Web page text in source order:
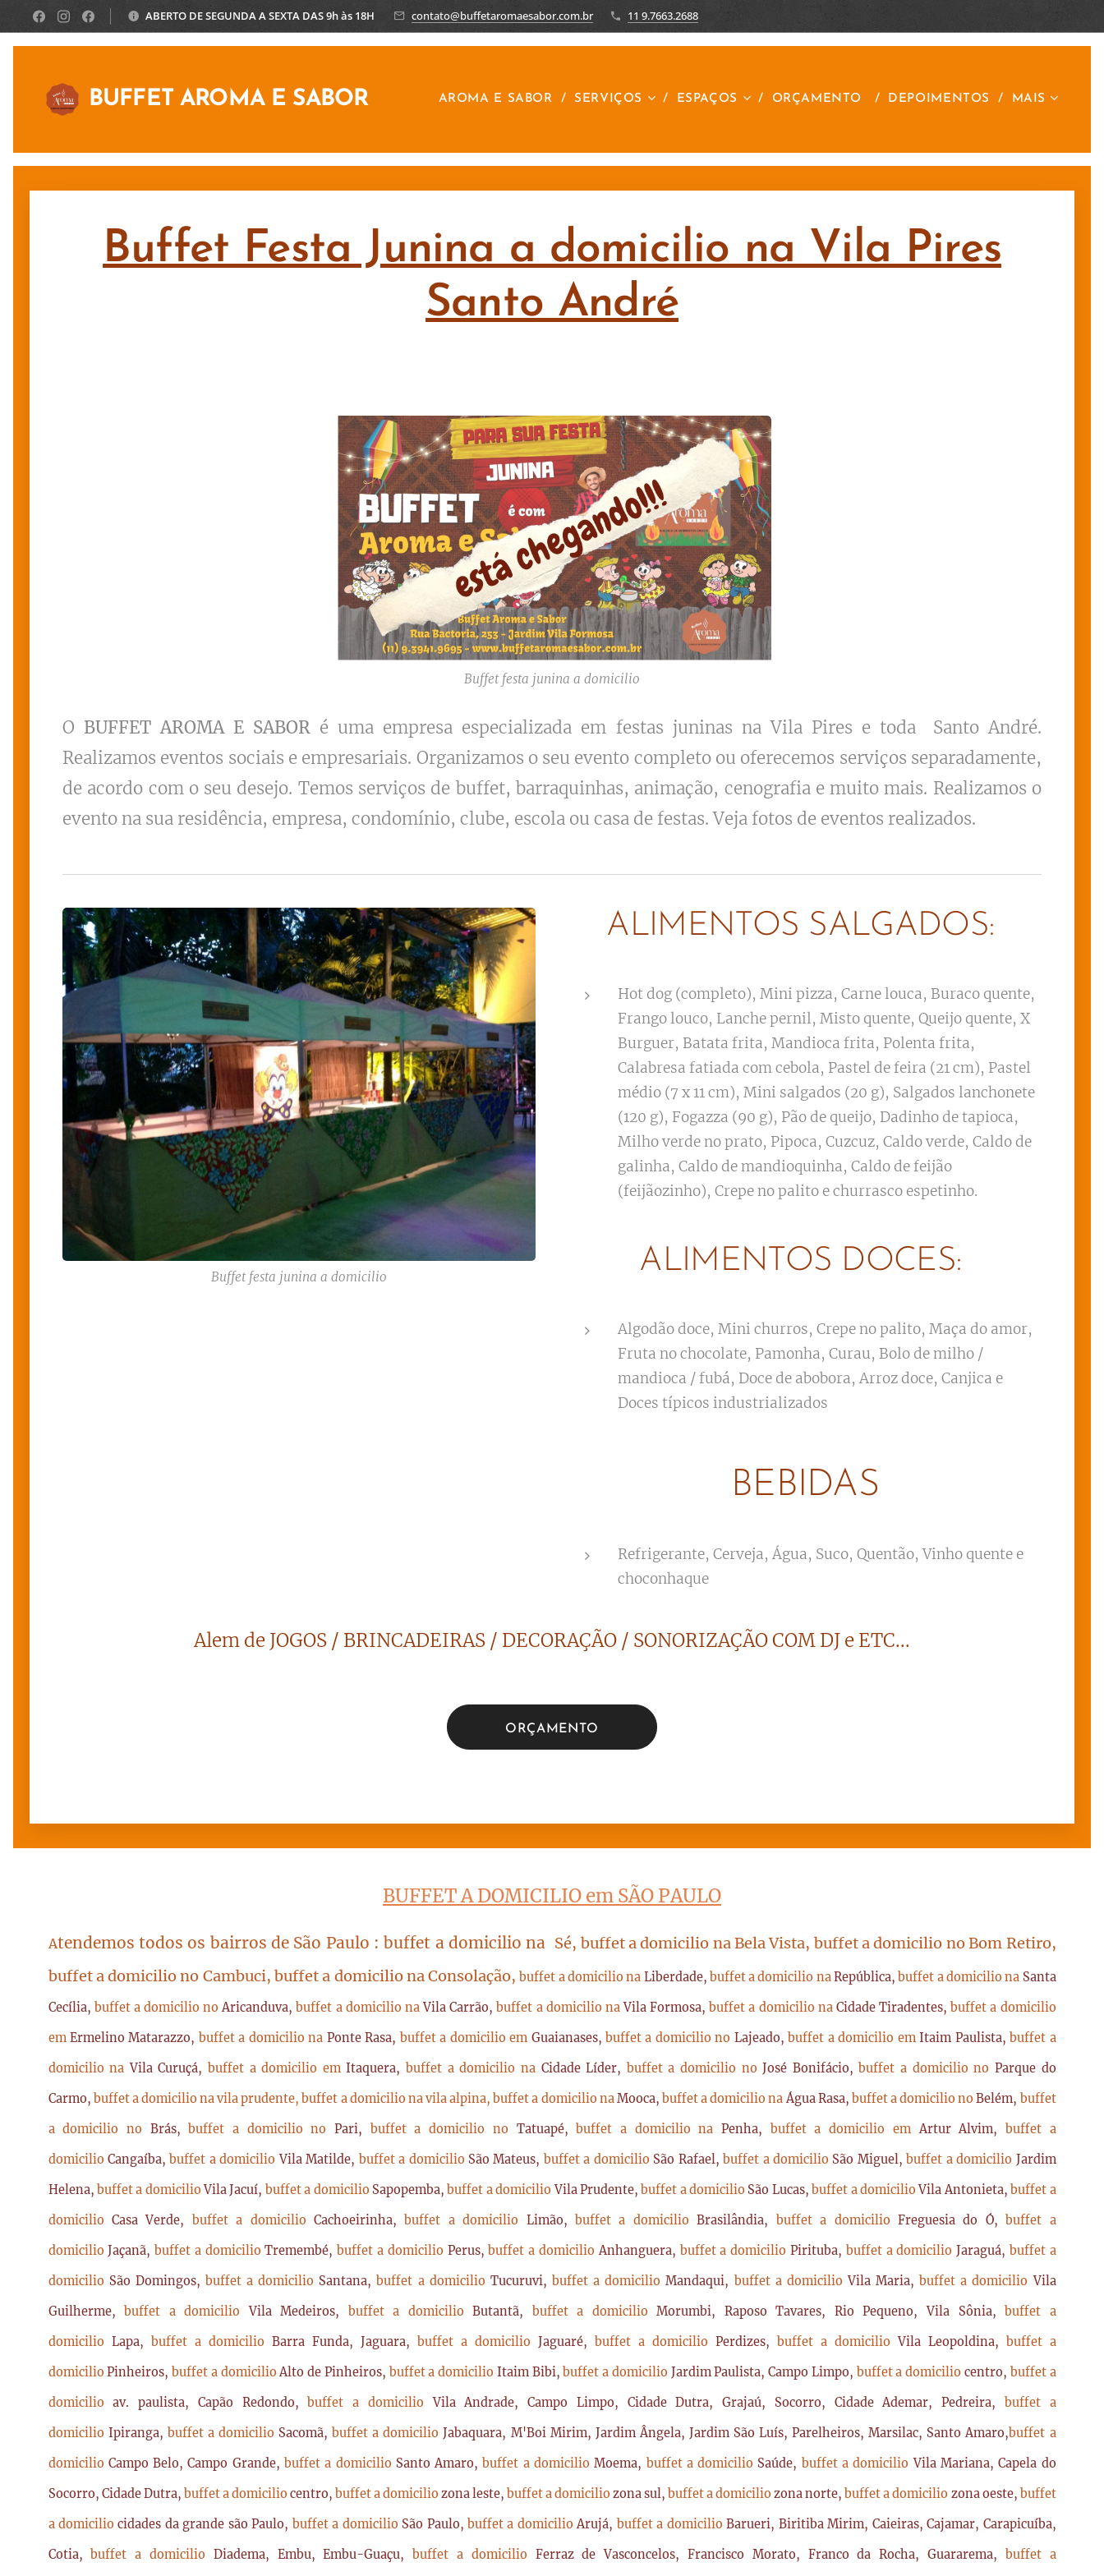
ABERTO DE SEGUNDA A SEXTA DAS 9h às 18H contato@buffetaromaesabor.com.br 11 9.7663.2688
BUFFET AROMA E SABOR AROMA E SABOR SERVIÇOS ESPAÇOS ORÇAMENTO DEPOIMENTOS MAIS
Buffet Festa Junina a domicilio na Vila Pires
Santo André
Buffet festa junina a domicilio
O BUFFET AROMA E SABOR é uma empresa especializada em festas juninas na Vila Pires e toda
Santo André.
Realizamos eventos sociais e empresariais. Organizamos o seu evento completo ou oferecemos serviços separadamente,
de acordo com o seu desejo. Temos serviços de buffet, barraquinhas, animação, cenografia e muito mais. Realizamos o
evento na sua residência, empresa, condomínio, clube, escola ou casa de festas. Veja fotos de eventos realizados.
Buffet festa junina a domicilio
ALIMENTOS SALGADOS:
Hot dog (completo), Mini pizza, Carne louca, Buraco quente,
Frango louco, Lanche pernil, Misto quente, Queijo quente, X
Burguer, Batata frita, Mandioca frita, Polenta frita,
Calabresa fatiada com cebola, Pastel de feira (21 cm), Pastel
médio (7 x 11 cm), Mini salgados (20 g), Salgados lanchonete
(120 g), Fogazza (90 g), Pão de queijo, Dadinho de tapioca,
Milho verde no prato, Pipoca, Cuzcuz, Caldo verde, Caldo de
galinha, Caldo de mandioquinha, Caldo de feijão
(feijãozinho), Crepe no palito e churrasco espetinho.
ALIMENTOS DOCES:
Algodão doce, Mini churros, Crepe no palito, Maça do amor,
Fruta no chocolate, Pamonha, Curau, Bolo de milho /
mandioca / fubá, Doce de abobora, Arroz doce, Canjica e
Doces típicos industrializados
BEBIDAS
Refrigerante, Cerveja, Água, Suco, Quentão, Vinho quente e
choconhaque
Alem de JOGOS / BRINCADEIRAS / DECORAÇÃO / SONORIZAÇÃO COM DJ e ETC...
ORÇAMENTO
BUFFET A DOMICILIO em SÃO PAULO
Atendemos todos os bairros de São Paulo : buffet a domicilio na Sé, buffet a domicilio na Bela Vista, buffet a domicilio no Bom Retiro,
buffet a domicilio no Cambuci, buffet a domicilio na Consolação,buffet a domicilio na Liberdade, buffet a domicilio naRepública,buffet a domicilio na Santa
Cecília, buffet a domicilio noAricanduva,buffet a domicilio naVila Carrão,buffet a domicilio naVila Formosa,buffet a domicilio na Cidade Tiradentes,buffet a domicilio
em Ermelino Matarazzo, buffet a domicilio na Ponte Rasa, buffet a domicilio em Guaianases,buffet a domicilio no Lajeado,buffet a domicilio emItaim Paulista,buffet a
domicilio naVila Curuçá, buffet a domicilio emItaquera,buffet a domicilio na Cidade Líder, buffet a domicilio noJosé Bonifácio,buffet a domicilio no Parque do
Carmo, buffet a domicilio na vila prudente,buffet a domicilio na vila alpina, buffet a domicilio naMooca,buffet a domicilio naÁgua Rasa, buffet a domicilio noBelém, buffet
a domicilio no Brás,buffet a domicilio noPari, buffet a domicilio no Tatuapé,buffet a domicilio naPenha, buffet a domicilio emArtur Alvim, buffet a
domicilio Cangaíba,buffet a domicilioVila Matilde, buffet a domicilio São Mateus, buffet a domicilio São Rafael,buffet a domicilio São Miguel,buffet a domicilio Jardim
Helena, buffet a domicilioVila Jacuí, buffet a domicilio Sapopemba,buffet a domicilioVila Prudente,buffet a domicilio São Lucas,buffet a domicilioVila Antonieta,buffet a
domicilio Casa Verde, buffet a domicilio Cachoeirinha,buffet a domicilio Limão,buffet a domicilioBrasilândia, buffet a domicilio Freguesia do Ó,buffet a
domicilioJaçanã,buffet a domicilioTremembé,buffet a domicilio Perus,buffet a domicilioAnhanguera, buffet a domicilio Pirituba, buffet a domicilioJaraguá, buffet a
domicilio São Domingos, buffet a domicilio Santana,buffet a domicilio Tucuruvi, buffet a domicilioMandaqui, buffet a domicilioVila Maria,buffet a domicilioVila
Guilherme,buffet a domicilioVila Medeiros, buffet a domicilioButantã, buffet a domicilioMorumbi, Raposo Tavares, Rio Pequeno, Vila Sônia,buffet a
domicilio Lapa, buffet a domicilio Barra Funda, Jaguara, buffet a domicilio Jaguaré, buffet a domicilio Perdizes, buffet a domicilioVila Leopoldina, buffet a
domicilioPinheiros,buffet a domicilioAlto de Pinheiros, buffet a domicilio Itaim Bibi,buffet a domicilio Jardim Paulista, Campo Limpo, buffet a domiciliocentro, buffet a
domicilioav. paulista, Capão Redondo,buffet a domicilioVila Andrade, Campo Limpo, Cidade Dutra, Grajaú, Socorro, Cidade Ademar, Pedreira, buffet a
domicilio Ipiranga, buffet a domicilio Sacomã,buffet a domicilioJabaquara, M'Boi Mirim, Jardim Ângela, Jardim São Luís, Parelheiros, Marsilac, Santo Amaro,buffet a
domicilio Campo Belo, Campo Grande, buffet a domicilio Santo Amaro,buffet a domicilioMoema, buffet a domicilio Saúde, buffet a domicilioVila Mariana, Capela do
Socorro, Cidade Dutra, buffet a domicilio centro, buffet a domicilio zona leste, buffet a domiciliozona sul,buffet a domiciliozona norte,buffet a domicilio zona oeste, buffet
a domiciliocidades da grande são Paulo, buffet a domicilio São Paulo,buffet a domicilioArujá, buffet a domicilioBarueri, Biritiba Mirim, Caieiras, Cajamar, Carapicuíba,
Cotia,buffet a domicilio Diadema, Embu, Embu-Guaçu,buffet a domicilio Ferraz de Vasconcelos, Francisco Morato, Franco da Rocha, Guararema, buffet a